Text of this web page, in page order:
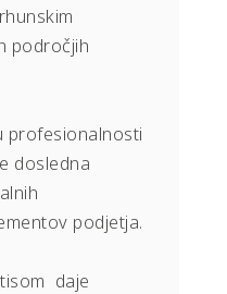
področjih
profesionalnosti
dosledna
podjetja.
daje